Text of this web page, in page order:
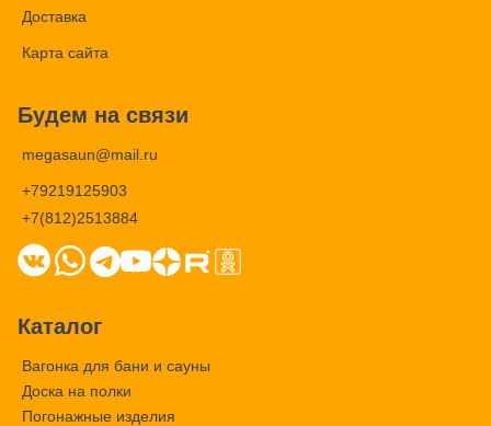
Доставка
Карта сайта
Будем на связи
megasaun@mail.ru
+79219125903
+7(812)2513884
Каталог
Вагонка для бани и сауны
Доска на полки
Погонажные изделия